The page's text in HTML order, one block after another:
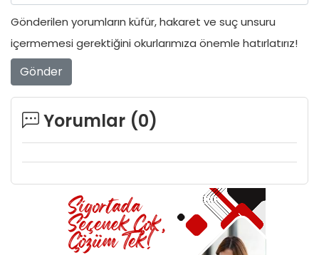
Gönderilen yorumların küfür, hakaret ve suç unsuru
içermemesi gerektiğini okurlarımıza önemle hatırlatırız!
Gönder
Yorumlar (0)